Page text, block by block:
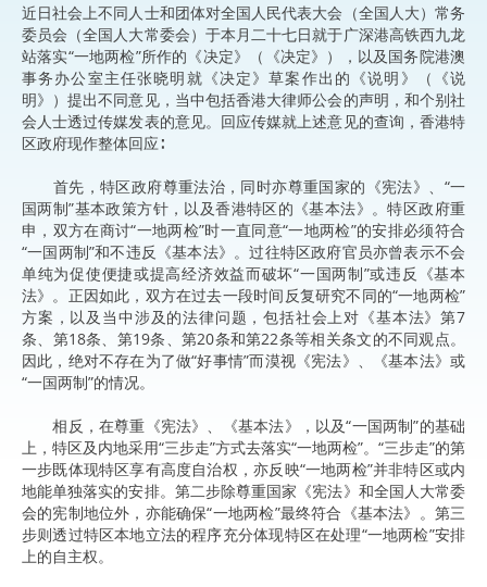
近日社会上不同人士和团体对全国人民代表大会（全国人大）常务
委员会（全国人大常委会）于本月二十七日就于广深港高铁西九龙
站落实“一地两检”所作的《决定》（《决定》），以及国务院港澳
事务办公室主任张晓明就《决定》草案作出的《说明》（《说
明》）提出不同意见，当中包括香港大律师公会的声明，和个别社
会人士透过传媒发表的意见。回应传媒就上述意见的查询，香港特
区政府现作整体回应∶
首先，特区政府尊重法治，同时亦尊重国家的《宪法》、“一
国两制”基本政策方针，以及香港特区的《基本法》。特区政府重
申，双方在商讨“一地两检”时一直同意“一地两检”的安排必须符合
“一国两制”和不违反《基本法》。过往特区政府官员亦曾表示不会
单纯为促使便捷或提高经济效益而破坏“一国两制”或违反《基本
法》。正因如此，双方在过去一段时间反复研究不同的“一地两检”
方案，以及当中涉及的法律问题，包括社会上对《基本法》第7
条、第18条、第19条、第20条和第22条等相关条文的不同观点。
因此，绝对不存在为了做“好事情”而漠视《宪法》、《基本法》或
“一国两制”的情况。
相反，在尊重《宪法》、《基本法》，以及“一国两制”的基础
上，特区及内地采用“三步走”方式去落实“一地两检”。“三步走”的第
一步既体现特区享有高度自治权，亦反映“一地两检”并非特区或内
地能单独落实的安排。第二步除尊重国家《宪法》和全国人大常委
会的宪制地位外，亦能确保“一地两检”最终符合《基本法》。第三
步则透过特区本地立法的程序充分体现特区在处理“一地两检”安排
上的自主权。